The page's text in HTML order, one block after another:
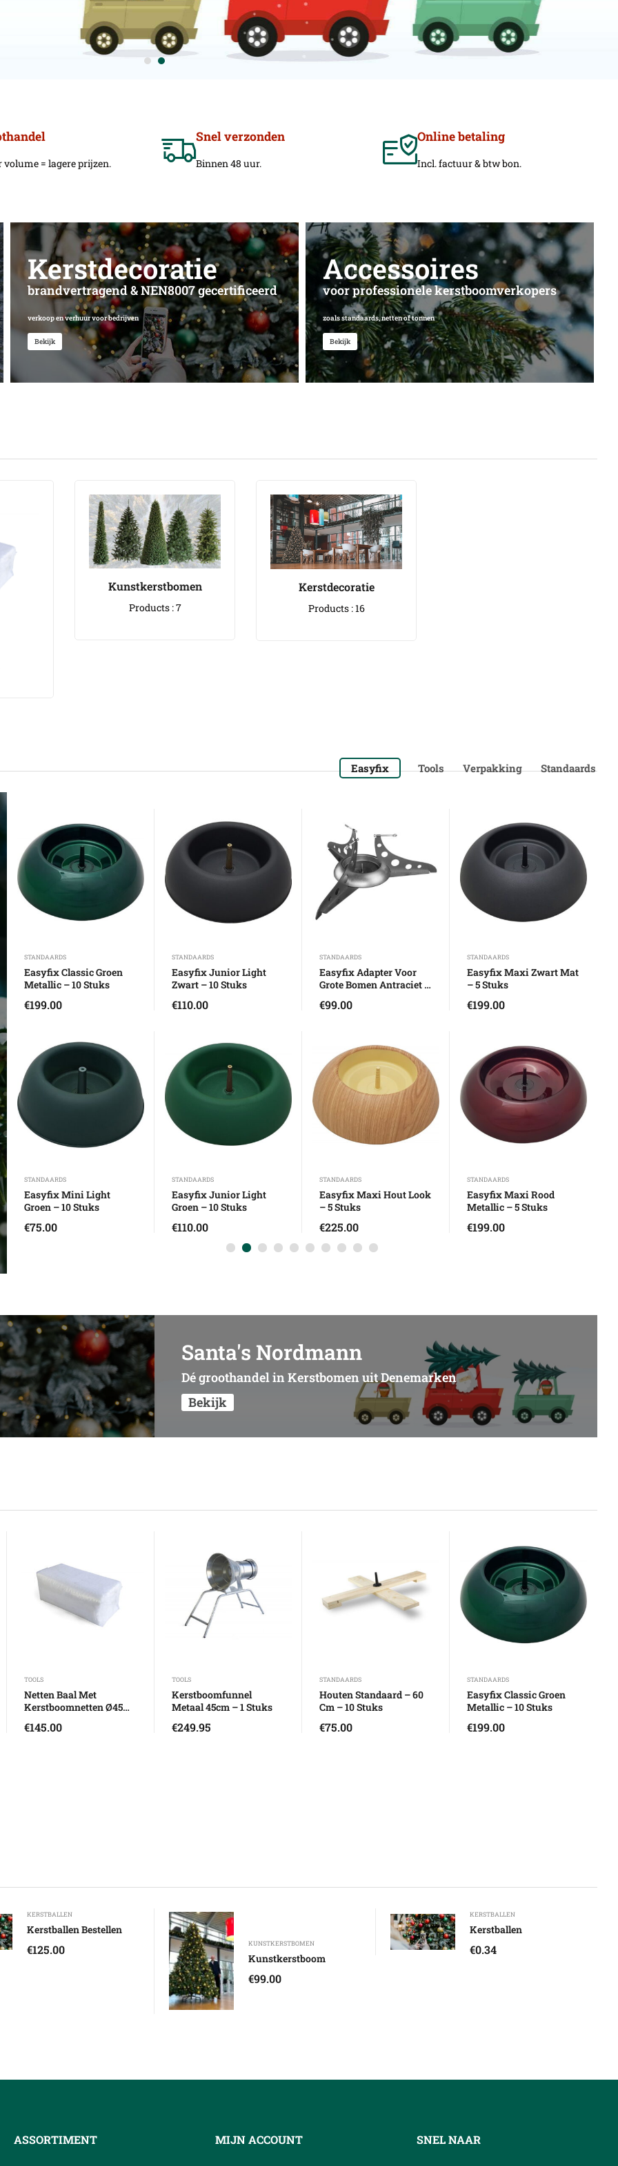
volume = lagere prijzen.
Snel verzonden
Binnen 48 uur.
Online betaling
Incl. factuur & btw bon.
Kerstdecoratie
brandvertragend & NEN8007 gecertificeerd
verkoop en verhuur voor bedrijven
Bekijk
Accessoires
voor professionele kerstboomverkopers
zoals standaards, netten of tonnen
Bekijk
Kunstkerstbomen
Products : 7
Kerstdecoratie
Products : 16
Easyfix Tools Verpakking Standaards
STANDAARDS
Easyfix Classic Groen
Metallic – 10 Stuks
€199.00
STANDAARDS
Easyfix Mini Light
Groen – 10 Stuks
€75.00
STANDAARDS
Easyfix Junior Light
Zwart – 10 Stuks
€110.00
STANDAARDS
Easyfix Junior Light
Groen – 10 Stuks
€110.00
STANDAARDS
Easyfix Adapter Voor
Grote Bomen Antraciet –
€99.00
STANDAARDS
Easyfix Maxi Hout Look
– 5 Stuks
€225.00
STANDAARDS
Easyfix Maxi Zwart Mat
– 5 Stuks
€199.00
STANDAARDS
Easyfix Maxi Rood
Metallic – 5 Stuks
€199.00
Santa's Nordmann
Dé groothandel in Kerstbomen uit Denemarken
Bekijk
TOOLS
Netten Baal Met
Kerstboomnetten Ø45
€145.00
TOOLS
Kerstboomfunnel
Metaal 45cm – 1 Stuks
€249.95
STANDAARDS
Houten Standaard – 60
Cm – 10 Stuks
€75.00
STANDAARDS
Easyfix Classic Groen
Metallic – 10 Stuks
€199.00
KERSTBALLEN
Kerstballen Bestellen
€125.00 KUNSTKERSTBOMEN
Kunstkerstboom
€99.00
KERSTBALLEN
Kerstballen
€0.34
ASSORTIMENT MIJN ACCOUNT SNEL NAAR